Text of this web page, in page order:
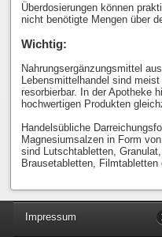
Überdosierungen können
nicht benötigte Mengen über
Wichtig:
Nahrungsergänzungsmittel
Lebensmittelhandel sind
resorbierbar. In der Apotheke
hochwertigen Produkten
Handelsübliche
Magnesiumsalzen in Form
sind Lutschtabletten,
Brausetabletten, Filmtabletten
Impressum